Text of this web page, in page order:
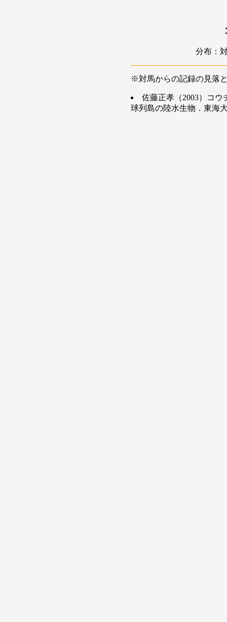
分布：
※対馬からの記録の見落
佐藤正孝（2003）コ
球列島の陸水生物．東海